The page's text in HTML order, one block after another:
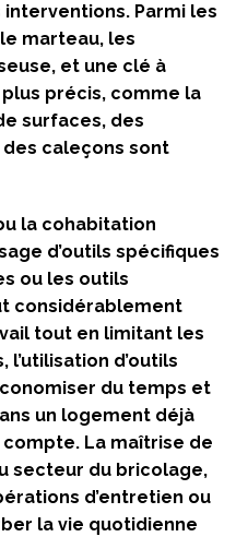
Parmi les
marteau, les
et une clé à
précis, comme la
surfaces, des
caleçons sont
la cohabitation
d’outils spécifiques
ou les outils
considérablement
tout en limitant les
l’utilisation d’outils
du temps et
un logement déjà
La maîtrise de
secteur du bricolage,
d’entretien ou
la vie quotidienne